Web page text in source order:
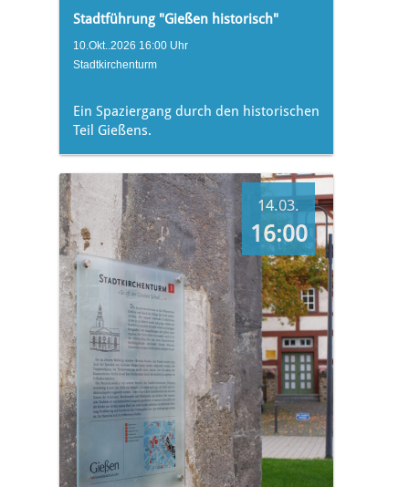
Stadtführung "Gießen historisch"
10.Okt..2026 16:00 Uhr
Stadtkirchenturm
Ein Spaziergang durch den historischen
Teil Gießens.
14.03.
16:00